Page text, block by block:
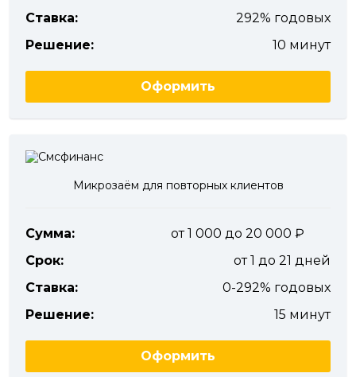
Ставка:
292% годовых
Решение:
10 минут
Оформить
Микрозаём для повторных клиентов
Сумма:
от 1 000 до 20 000
Срок:
от 1 до 21 дней
Ставка:
0-292% годовых
Решение:
15 минут
Оформить